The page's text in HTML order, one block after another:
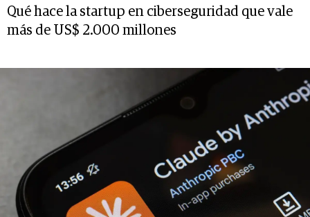
Qué hace la startup en ciberseguridad que vale
más de US$ 2.000 millones